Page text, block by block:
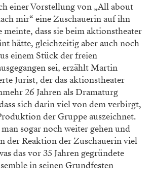
einer Vorstellung von „All about
mir“ eine Zuschauerin auf ihn
meinte, dass sie beim aktionstheater
hätte, gleichzeitig aber auch noch
einem Stück der freien
sei, erzählt Martin
Jurist, der das aktionstheater
26 Jahren als Dramaturg
sich darin viel von dem verbirgt,
der Gruppe auszeichnet.
sogar noch weiter gehen und
der Reaktion der Zuschauerin viel
das vor 35 Jahren gegründete
in seinen Grundfesten